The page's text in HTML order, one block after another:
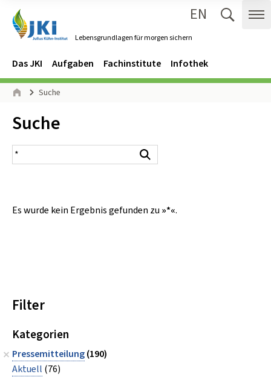
Lebensgrundlagen für morgen sichern
EN
Navigation
Hauptmenü
Das JKI Aufgaben Fachinstitute Infothek
Seitenpfad
Suche
Inhalt:
Suche
Suchergebnis
Es wurde kein Ergebnis gefunden zu »*«.
Filter
Kategorien
Pressemitteilung(190)
Aktuell (76)